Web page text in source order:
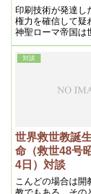
史に学ぶ！
印刷技術が発達し
権力を確信して疑
神聖ローマ帝国は
自身の権力を完全
ものにできると考
すが、その結果、
になっていきます
対談
世界救世教誕
命（救世48号
4日）対談
こんどの場合は開